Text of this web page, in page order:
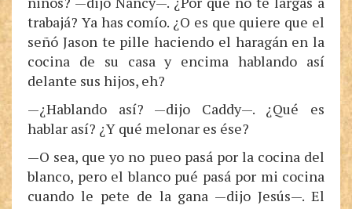
trabajá? Ya has comío. ¿O es que quiere que el
señó Jason te pille haciendo el haragán en la
cocina de su casa y encima hablando así
delante sus hijos, eh?
—¿Hablando así? —dijo Caddy—. ¿Qué es
hablar así? ¿Y qué melonar es ése?
—O sea, que yo no pueo pasá por la cocina del
blanco, pero el blanco pué pasá por mi cocina
cuando le pete de la gana —dijo Jesús—. El